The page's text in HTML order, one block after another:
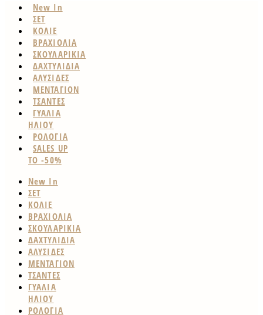
New In
ΣΕΤ
ΚΟΛΙΕ
ΒΡΑΧΙΟΛΙΑ
ΣΚΟΥΛΑΡΙΚΙΑ
ΔΑΧΤΥΛΙΔΙΑ
ΑΛΥΣΙΔΕΣ
ΜΕΝΤΑΓΙΟΝ
ΤΣΑΝΤΕΣ
ΓΥΑΛΙΑ
ΗΛΙΟΥ
ΡΟΛΟΓΙΑ
SALES UP
TO -50%
New In
ΣΕΤ
ΚΟΛΙΕ
ΒΡΑΧΙΟΛΙΑ
ΣΚΟΥΛΑΡΙΚΙΑ
ΔΑΧΤΥΛΙΔΙΑ
ΑΛΥΣΙΔΕΣ
ΜΕΝΤΑΓΙΟΝ
ΤΣΑΝΤΕΣ
ΓΥΑΛΙΑ
ΗΛΙΟΥ
ΡΟΛΟΓΙΑ